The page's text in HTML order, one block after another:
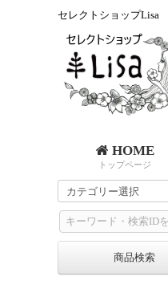
セレクトショップLisa
HOME
トップページ
商品検索